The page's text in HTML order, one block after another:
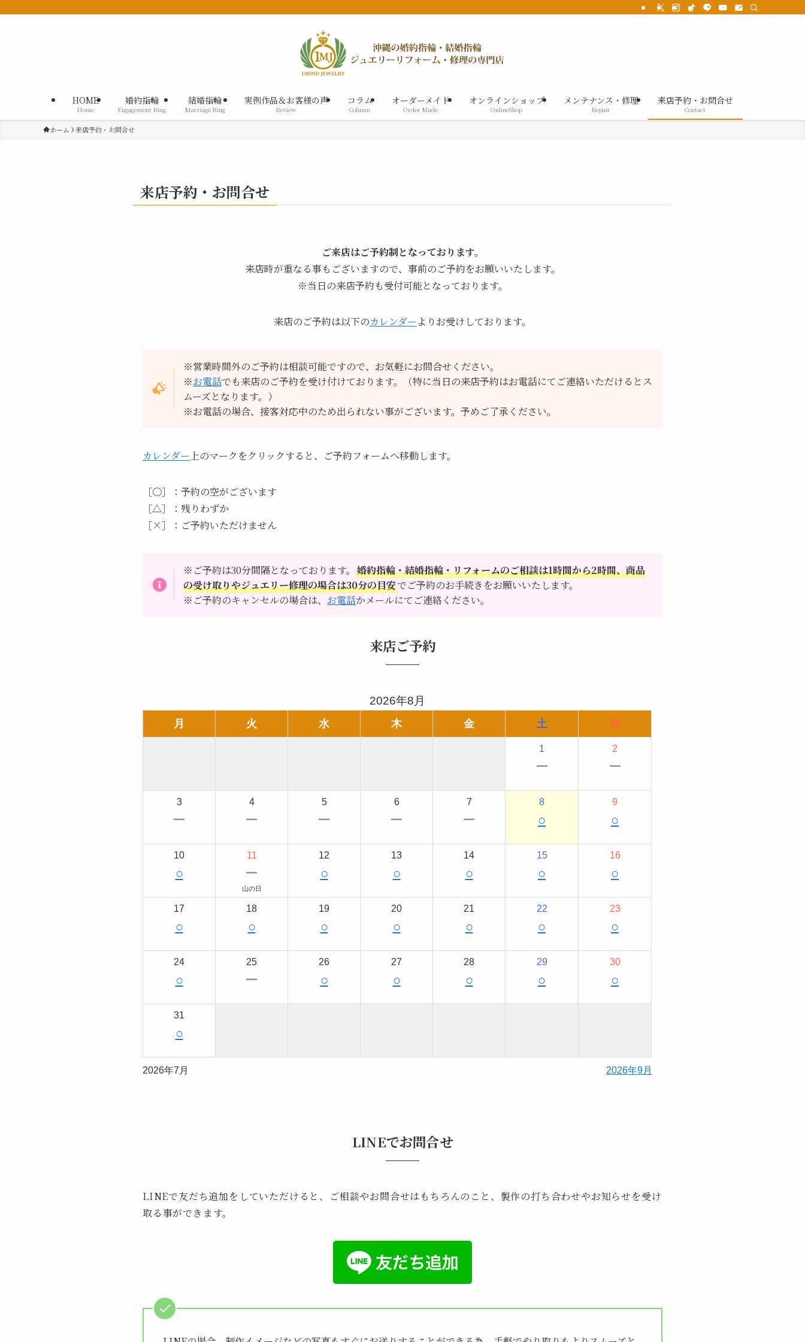
HOME
Home
婚約指輪
Engagement Ring
結婚指輪
Marriage Ring
実例作品＆お客様の声
Review
コラム
Column
オーダーメイド
Order Made
オンラインショップ
OnlineShop
メンテナンス・修理
Repair
来店予約・お問合せ
Contact
ホーム 来店予約・お問合せ
来店予約・お問合せ
ご来店はご予約制となっております。
来店時が重なる事もございますので、事前のご予約をお願いいたします。
※当日の来店予約も受付可能となっております。
来店のご予約は以下のカレンダーよりお受けしております。
※営業時間外のご予約は相談可能ですので、お気軽にお問合せください。
※お電話でも来店のご予約を受け付けております。（特に当日の来店予約はお電話にてご連絡いただけるとス
ムーズとなります。）
※お電話の場合、接客対応中のため出られない事がございます。予めご了承ください。
カレンダー 上のマークをクリックすると、ご予約フォームへ移動します。
［〇］：予約の空がございます
［△］：残りわずか
［×］：ご予約いただけません
※ご予約は30分間隔となっております。 婚約指輪・結婚指輪・リフォームのご相談は1時間から2時間、商品
の受け取りやジュエリー修理の場合は30分の目安でご予約のお手続きをお願いいたします。
※ご予約のキャンセルの場合は、 お電話かメールにてご連絡ください。
来店ご予約
2026年8月
月 火 水 木 金 土 日
1
ー
2
ー
3
ー
4
ー
5
ー
6
ー
7
ー
8
○
9
○
10
○
11
ー
山の日
12
○
13
○
14
○
15
○
16
○
17
○
18
○
19
○
20
○
21
○
22
○
23
○
24
○
25
ー
26
○
27
○
28
○
29
○
30
○
31
○
2026年7月 2026年9月
LINEでお問合せ
LINEで友だち追加をしていただけると、ご相談やお問合せはもちろんのこと、製作の打ち合わせやお知らせを受け
取る事ができます。